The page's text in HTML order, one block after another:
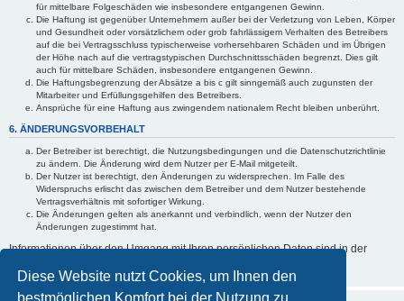
Diese Website nutzt Cookies, um Ihnen den
bestmöglichen Komfort bei der Nutzung zu
für mittelbare Folgeschäden wie insbesondere entgangenen Gewinn.
Die Haftung ist gegenüber Unternehmern außer bei der Verletzung von Leben, Körper
und Gesundheit oder vorsätzlichem oder grob fahrlässigem Verhalten des Betreibers
auf die bei Vertragsschluss typischerweise vorhersehbaren Schäden und im Übrigen
der Höhe nach auf die vertragstypischen Durchschnittsschäden begrenzt. Dies gilt
auch für mittelbare Schäden, insbesondere entgangenen Gewinn.
Die Haftungsbegrenzung der Absätze a bis c gilt sinngemäß auch zugunsten der
Mitarbeiter und Erfüllungsgehilfen des Betreibers.
Ansprüche für eine Haftung aus zwingendem nationalem Recht bleiben unberührt.
6. ÄNDERUNGSVORBEHALT
Der Betreiber ist berechtigt, die Nutzungsbedingungen und die Datenschutzrichtlinie
zu ändern. Die Änderung wird dem Nutzer per E-Mail mitgeteilt.
Der Nutzer ist berechtigt, den Änderungen zu widersprechen. Im Falle des
Widerspruchs erlischt das zwischen dem Betreiber und dem Nutzer bestehende
Vertragsverhältnis mit sofortiger Wirkung.
Die Änderungen gelten als anerkannt und verbindlich, wenn der Nutzer den
Änderungen zugestimmt hat.
Informationen über den Umgang mit Ihren persönlichen Daten sind in der